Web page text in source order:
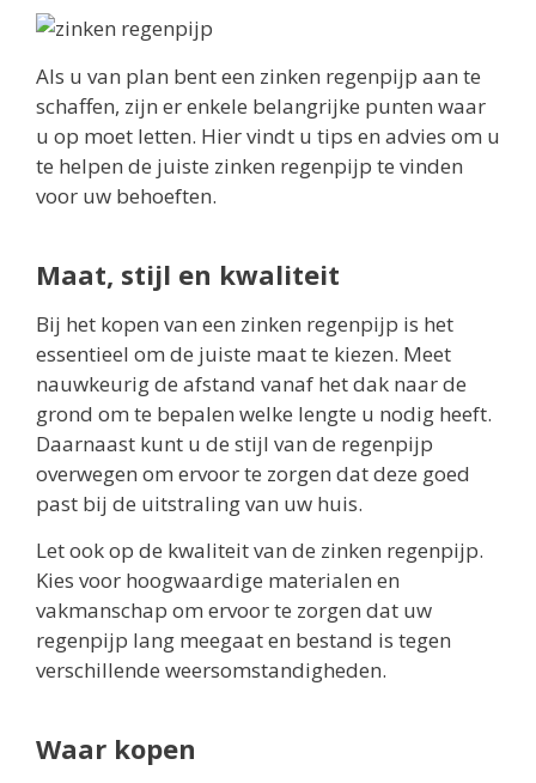
Als u van plan bent een zinken regenpijp aan te
schaffen, zijn er enkele belangrijke punten waar
u op moet letten. Hier vindt u tips en advies om u
te helpen de juiste zinken regenpijp te vinden
voor uw behoeften.
Maat, stijl en kwaliteit
Bij het kopen van een zinken regenpijp is het
essentieel om de juiste maat te kiezen. Meet
nauwkeurig de afstand vanaf het dak naar de
grond om te bepalen welke lengte u nodig heeft.
Daarnaast kunt u de stijl van de regenpijp
overwegen om ervoor te zorgen dat deze goed
past bij de uitstraling van uw huis.
Let ook op de kwaliteit van de zinken regenpijp.
Kies voor hoogwaardige materialen en
vakmanschap om ervoor te zorgen dat uw
regenpijp lang meegaat en bestand is tegen
verschillende weersomstandigheden.
Waar kopen